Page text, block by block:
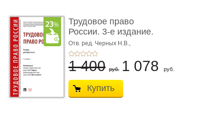
Трудовое право
России. 3-е издание.
Учебник для ...
Отв. ред. Черных Н.В.,
Шестерякова И.В.
1 400 руб. 1 078 руб.
Купить